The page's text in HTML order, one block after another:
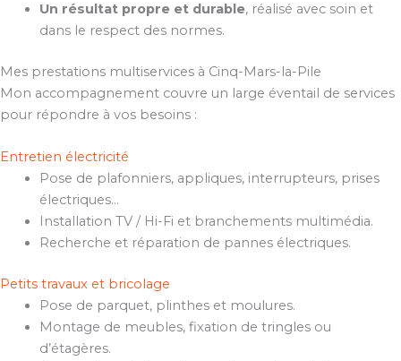
Un résultat propre et durable, réalisé avec soin et
dans le respect des normes.
Mes prestations multiservices à Cinq-Mars-la-Pile
Mon accompagnement couvre un large éventail de services
pour répondre à vos besoins :
Entretien électricité
Pose de plafonniers, appliques, interrupteurs, prises
électriques…
Installation TV / Hi-Fi et branchements multimédia.
Recherche et réparation de pannes électriques.
Petits travaux et bricolage
Pose de parquet, plinthes et moulures.
Montage de meubles, fixation de tringles ou
d’étagères.